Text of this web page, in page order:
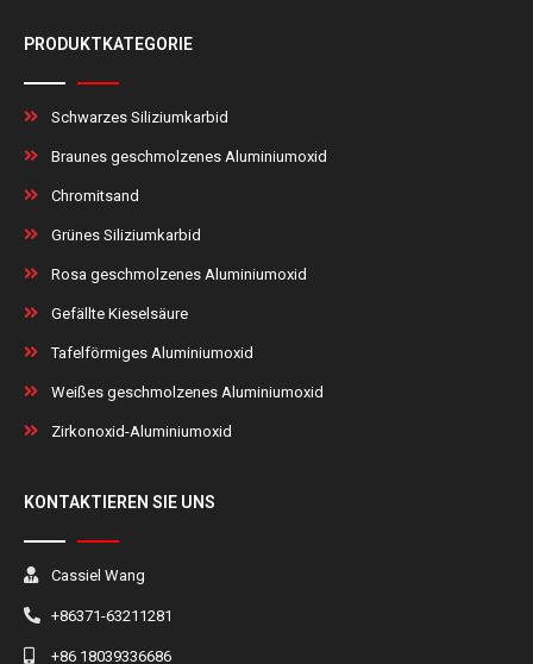
PRODUKTKATEGORIE
Schwarzes Siliziumkarbid
Braunes geschmolzenes Aluminiumoxid
Chromitsand
Grünes Siliziumkarbid
Rosa geschmolzenes Aluminiumoxid
Gefällte Kieselsäure
Tafelförmiges Aluminiumoxid
Weißes geschmolzenes Aluminiumoxid
Zirkonoxid-Aluminiumoxid
KONTAKTIEREN SIE UNS
Cassiel Wang
+86371-63211281
+86 18039336686